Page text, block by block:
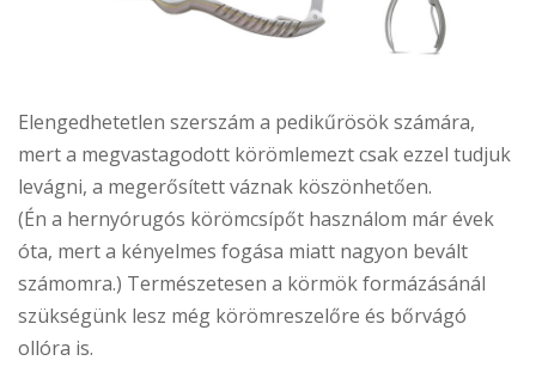
Elengedhetetlen szerszám a pedikűrösök számára,
mert a megvastagodott körömlemezt csak ezzel tudjuk
levágni, a megerősített váznak köszönhetően.
(Én a hernyórugós körömcsípőt használom már évek
óta, mert a kényelmes fogása miatt nagyon bevált
számomra.) Természetesen a körmök formázásánál
szükségünk lesz még körömreszelőre és bőrvágó
ollóra is.